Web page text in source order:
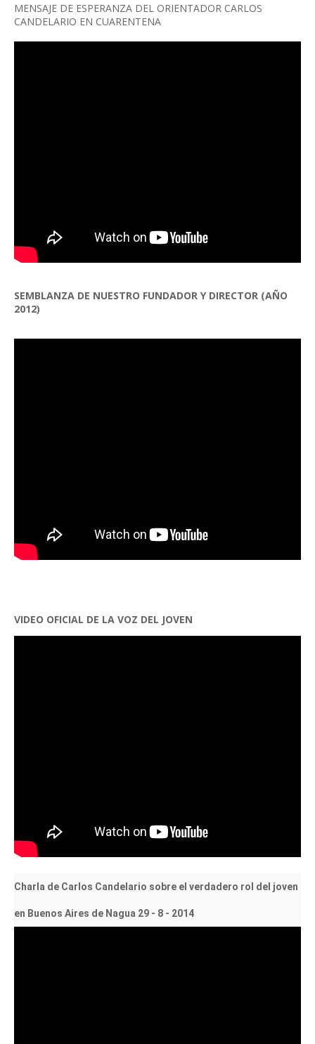
MENSAJE DE ESPERANZA DEL ORIENTADOR CARLOS
CANDELARIO EN CUARENTENA
SEMBLANZA DE NUESTRO FUNDADOR Y DIRECTOR (AÑO
2012)
VIDEO OFICIAL DE LA VOZ DEL JOVEN
Charla de Carlos Candelario sobre el verdadero rol del joven
en Buenos Aires de Nagua 29 - 8 - 2014